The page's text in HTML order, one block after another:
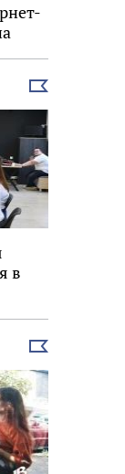
Выбрать
в
Выбрать